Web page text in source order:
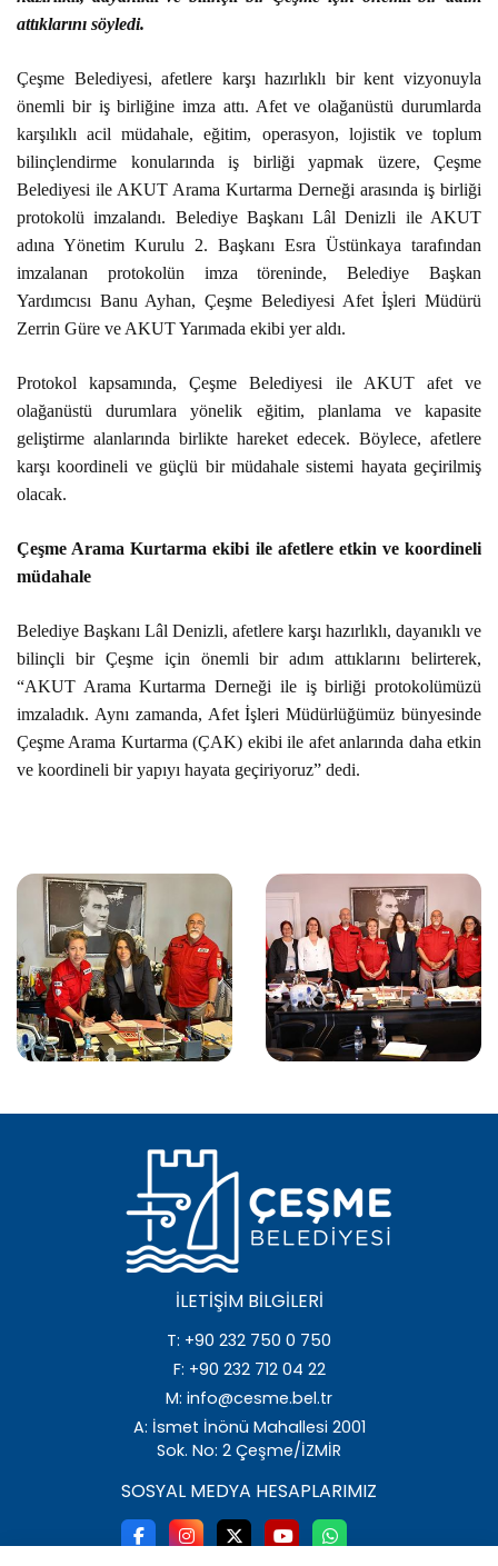
PLACES TO VISIT
attıklarını söyledi.
Çeşme Belediyesi, afetlere karşı hazırlıklı bir kent vizyonuyla
önemli bir iş birliğine imza attı. Afet ve olağanüstü durumlarda
karşılıklı acil müdahale, eğitim, operasyon, lojistik ve toplum
bilinçlendirme konularında iş birliği yapmak üzere, Çeşme
Belediyesi ile AKUT Arama Kurtarma Derneği arasında iş birliği
protokolü imzalandı. Belediye Başkanı Lâl Denizli ile AKUT
adına Yönetim Kurulu 2. Başkanı Esra Üstünkaya tarafından
imzalanan protokolün imza töreninde, Belediye Başkan
Yardımcısı Banu Ayhan, Çeşme Belediyesi Afet İşleri Müdürü
Zerrin Güre ve AKUT Yarımada ekibi yer aldı.
Protokol kapsamında, Çeşme Belediyesi ile AKUT afet ve
olağanüstü durumlara yönelik eğitim, planlama ve kapasite
geliştirme alanlarında birlikte hareket edecek. Böylece, afetlere
karşı koordineli ve güçlü bir müdahale sistemi hayata geçirilmiş
olacak.
Çeşme Arama Kurtarma ekibi ile afetlere etkin ve koordineli
müdahale
Belediye Başkanı Lâl Denizli, afetlere karşı hazırlıklı, dayanıklı ve
bilinçli bir Çeşme için önemli bir adım attıklarını belirterek,
“AKUT Arama Kurtarma Derneği ile iş birliği protokolümüzü
imzaladık. Aynı zamanda, Afet İşleri Müdürlüğümüz bünyesinde
Çeşme Arama Kurtarma (ÇAK) ekibi ile afet anlarında daha etkin
ve koordineli bir yapıyı hayata geçiriyoruz” dedi.
İLETIŞIM BILGILERI
T: +90 232 750 0 750
F: +90 232 712 04 22
M: info@cesme.bel.tr
A: İsmet İnönü Mahallesi 2001
Sok. No: 2 Çeşme/İZMİR
SOSYAL MEDYA HESAPLARIMIZ